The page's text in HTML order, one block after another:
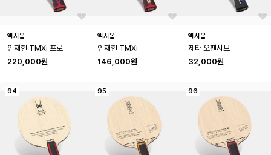
엑시옴
안재현 TMXi 프로
220,000원
엑시옴
안재현 TMXi
146,000원
엑시옴
제타 오펜시브
32,000원
94 95 96